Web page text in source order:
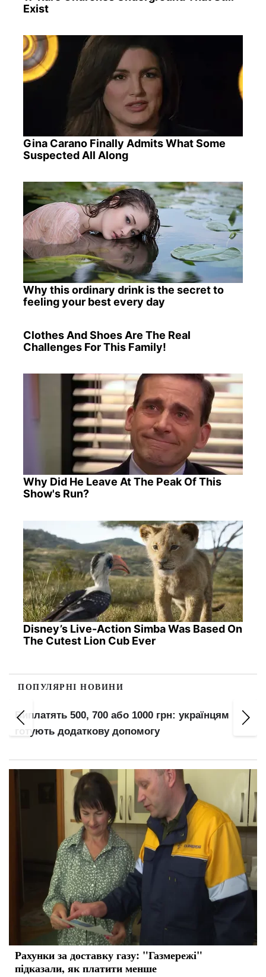
Exist
Gina Carano Finally Admits What Some
Suspected All Along
Why this ordinary drink is the secret to
feeling your best every day
Clothes And Shoes Are The Real
Challenges For This Family!
Why Did He Leave At The Peak Of This
Show's Run?
Disney’s Live-Action Simba Was Based On
The Cutest Lion Cub Ever
ПОПУЛЯРНІ НОВИНИ
Виплатять 500, 700 або 1000 грн: українцям
готують додаткову допомогу
Рахунки за доставку газу: "Газмережі"
підказали, як платити менше